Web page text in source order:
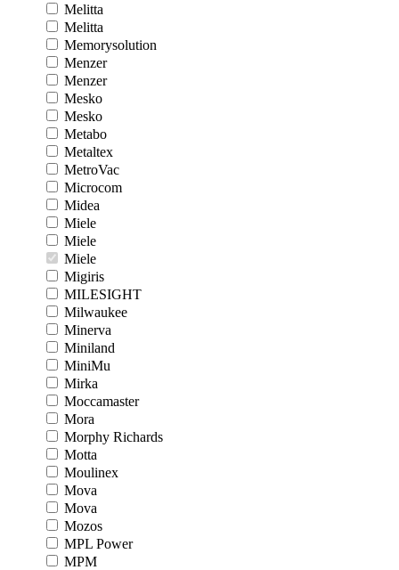
Melitta
Melitta
Memorysolution
Menzer
Menzer
Mesko
Mesko
Metabo
Metaltex
MetroVac
Microcom
Midea
Miele
Miele
Miele
Migiris
MILESIGHT
Milwaukee
Minerva
Miniland
MiniMu
Mirka
Moccamaster
Mora
Morphy Richards
Motta
Moulinex
Mova
Mova
Mozos
MPL Power
MPM